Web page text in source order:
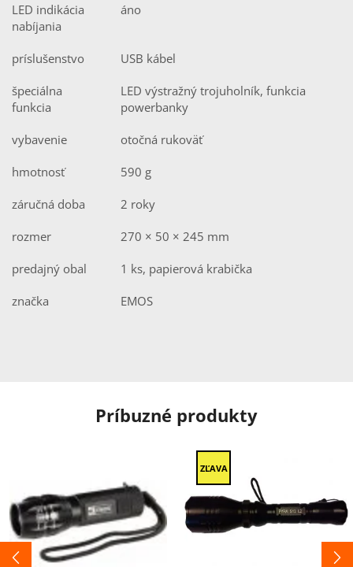
LED indikácia
nabíjania
áno
príslušenstvo USB kábel
špeciálna
funkcia
LED výstražný trojuholník, funkcia
powerbanky
vybavenie otočná rukoväť
hmotnosť 590 g
záručná doba 2 roky
rozmer 270 × 50 × 245 mm
predajný obal 1 ks, papierová krabička
značka EMOS
Príbuzné produkty
ZĽAVA